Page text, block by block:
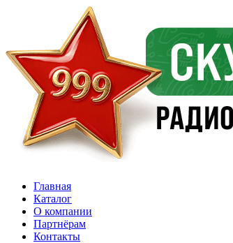
Главная
Каталог
О компании
Партнёрам
Контакты